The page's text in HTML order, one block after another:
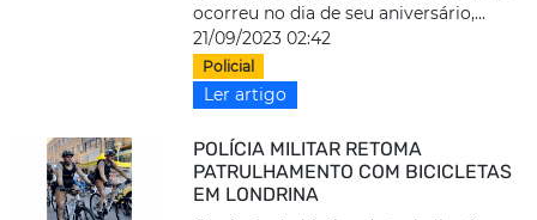
ocorreu no dia de seu aniversário,...
21/09/2023 02:42
Policial
Ler artigo
POLÍCIA MILITAR RETOMA
PATRULHAMENTO COM BICICLETAS
EM LONDRINA